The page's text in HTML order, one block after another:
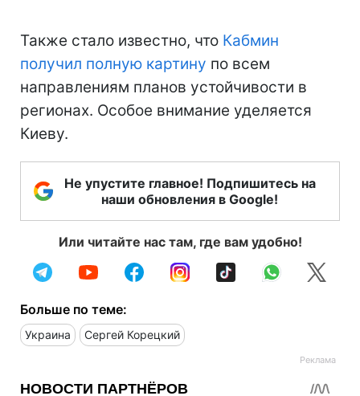
Также стало известно, что Кабмин
получил полную картину по всем
направлениям планов устойчивости в
регионах. Особое внимание уделяется
Киеву.
Не упустите главное! Подпишитесь на
наши обновления в Google!
Или читайте нас там, где вам удобно!
Больше по теме:
Украина Сергей Корецкий